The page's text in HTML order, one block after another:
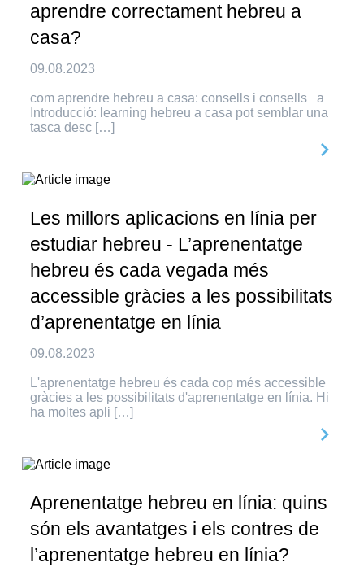
aprendre correctament hebreu a
casa?
09.08.2023
com aprendre hebreu a casa: consells i consells a
Introducció: learning hebreu a casa pot semblar una
tasca desc […]
Les millors aplicacions en línia per
estudiar hebreu - L’aprenentatge
hebreu és cada vegada més
accessible gràcies a les possibilitats
d’aprenentatge en línia
09.08.2023
L'aprenentatge hebreu és cada cop més accessible
gràcies a les possibilitats d'aprenentatge en línia. Hi
ha moltes apli […]
Aprenentatge hebreu en línia: quins
són els avantatges i els contres de
l’aprenentatge hebreu en línia?